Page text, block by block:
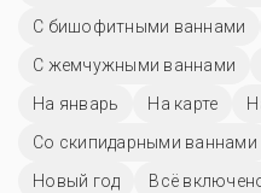
С бишофитными ваннами
С жемчужными ваннами
На январь
На карте
Со скипидарными ваннами
Новый год
Всё